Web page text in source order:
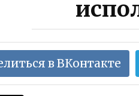
в ВКонтакте